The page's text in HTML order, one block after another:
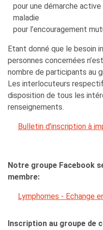
pour une démarche
maladie
pour l’encouragement
Etant donné que le besoin
personnes concernées
nombre de participants au
Les interlocuteurs
disposition de tous les
renseignements.
Bulletin d’inscription à
Notre groupe Facebook
membre:
Lymphomes - Echange
Inscription au groupe de